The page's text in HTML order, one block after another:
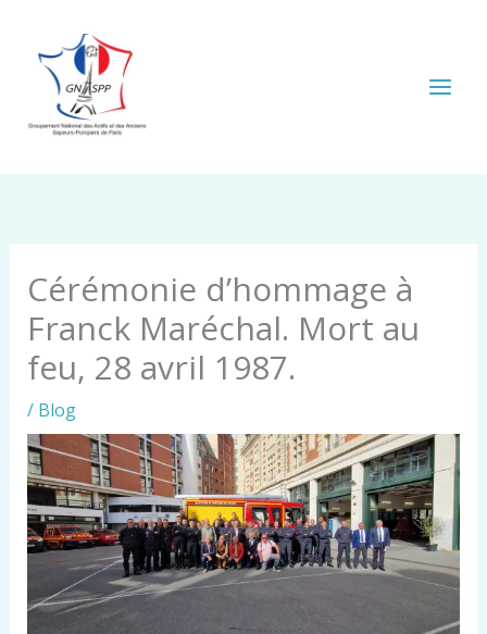
contenu
Cérémonie d’hommage à
Franck Maréchal. Mort au
feu, 28 avril 1987.
/ Blog